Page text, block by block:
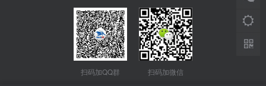
扫码加QQ群 扫码加微信